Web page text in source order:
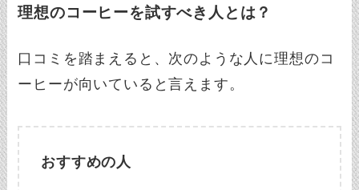
理想のコーヒーを試すべき人とは？
口コミを踏まえると、次のような人に理想のコ
ーヒーが向いていると言えます。
おすすめの人